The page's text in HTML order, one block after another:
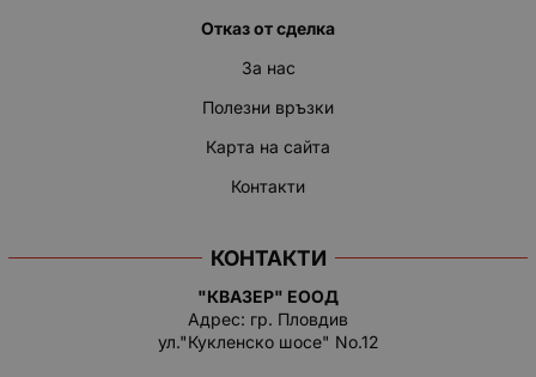
Отказ от сделка
За нас
Полезни връзки
Карта на сайта
Контакти
КОНТАКТИ
"КВАЗЕР" ЕООД
Адрес: гр. Пловдив
ул."Кукленско шосе" No.12